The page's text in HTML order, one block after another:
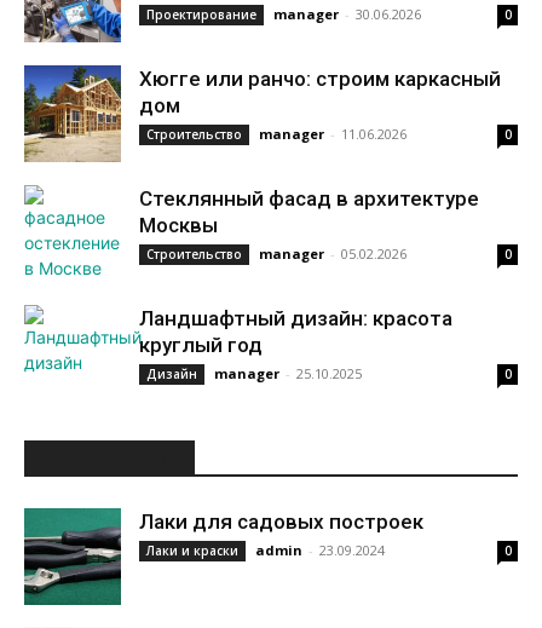
Проектирование manager - 30.06.2026 0
Хюгге или ранчо: строим каркасный
дом
Строительство manager - 11.06.2026 0
Стеклянный фасад в архитектуре
Москвы
Строительство manager - 05.02.2026 0
Ландшафтный дизайн: красота
круглый год
Дизайн manager - 25.10.2025 0
Лаки для садовых построек
Лаки и краски admin - 23.09.2024 0